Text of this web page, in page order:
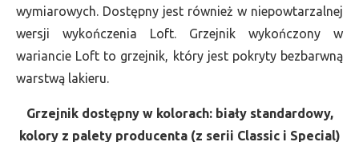
wymiarowych. Dostępny jest również w niepowtarzalnej
wersji wykończenia Loft. Grzejnik wykończony w
wariancie Loft to grzejnik, który jest pokryty bezbarwną
warstwą lakieru.
Grzejnik dostępny w kolorach: biały standardowy,
kolory z palety producenta (z serii Classic i Special)